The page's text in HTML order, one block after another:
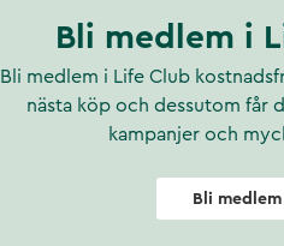
Bli medlem i
Bli medlem i Life Club
nästa köp och dessutom får
kampanjer och
Bli medlem